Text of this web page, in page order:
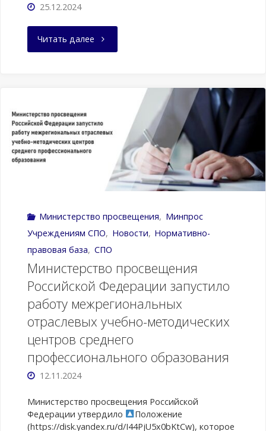
с
оплатой
в
российских
вузах
2024"
25.12.2024
Читать далее"Итоги
руководителей
профессиональных
образовательных
организаций,
осуществляющих
медицинских
и
фармацевтических
кадров
Министерство просвещения, Минпрос
Учреждениям СПО, Новости, Нормативно-
правовая база, СПО
Министерство просвещения
Российской Федерации запустило
работу межрегиональных
отраслевых учебно-методических
центров среднего
профессионального образования
12.11.2024
Министерство просвещения Российской
Федерации утвердило
Положение
(https://disk.yandex.ru/d/I44PjU5x0bKtCw), которое